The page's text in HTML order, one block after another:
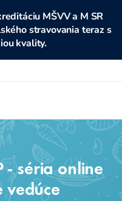
MŠVV a M SR
stravovania teraz s
kvality.
- séria online
vedúce